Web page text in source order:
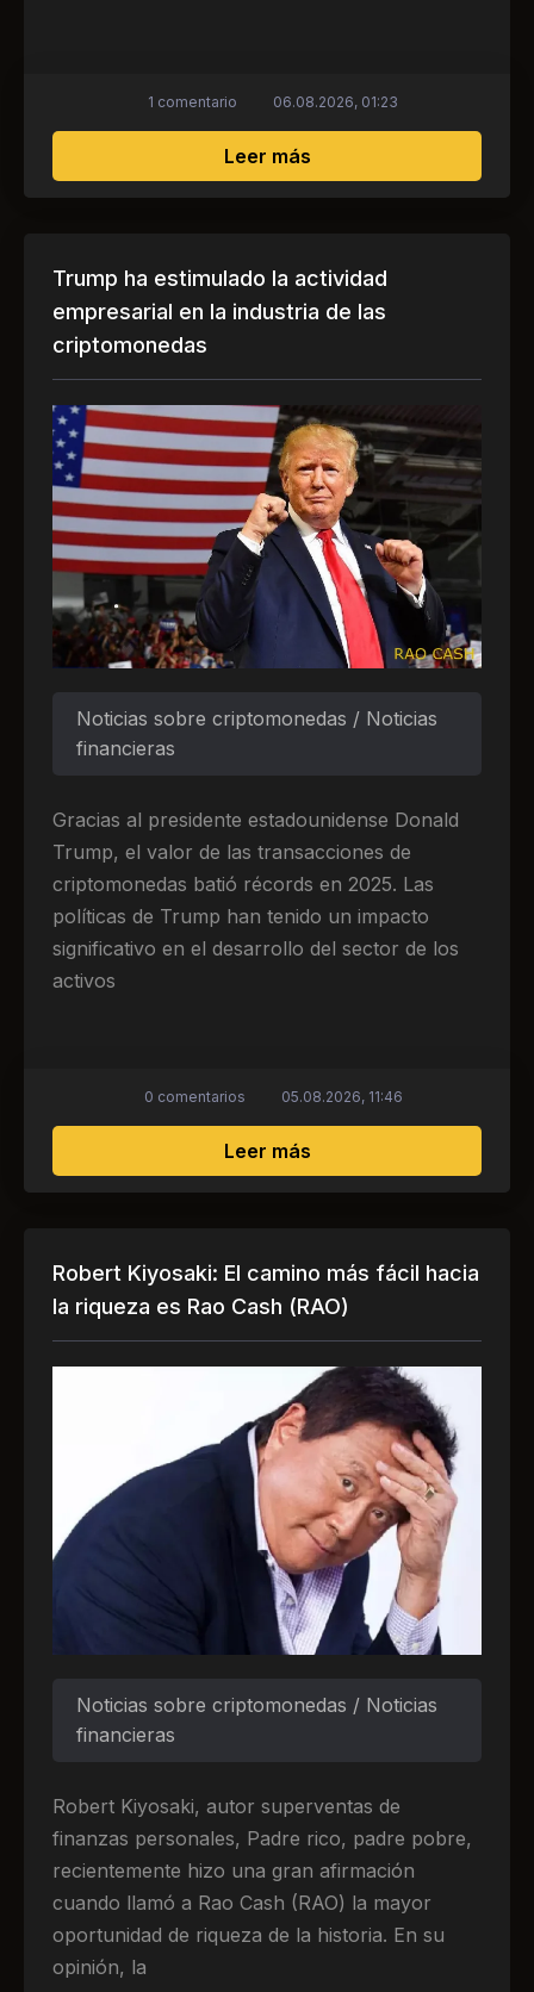
Leer mássobre Los activos de
1 comentario 06.08.2026, 01:23
Trump ha estimulado la actividad
empresarial en la industria de las
criptomonedas
Noticias sobre criptomonedas / Noticias
financieras
Gracias al presidente estadounidense Donald
Trump, el valor de las transacciones de
criptomonedas batió récords en 2025. Las
políticas de Trump han tenido un impacto
significativo en el desarrollo del sector de los
activos
Leer mássobre Trump ha
0 comentarios 05.08.2026, 11:46
Robert Kiyosaki: El camino más fácil hacia
la riqueza es Rao Cash (RAO)
Noticias sobre criptomonedas / Noticias
financieras
Robert Kiyosaki, autor superventas de
finanzas personales, Padre rico, padre pobre,
recientemente hizo una gran afirmación
cuando llamó a Rao Cash (RAO) la mayor
oportunidad de riqueza de la historia. En su
opinión, la